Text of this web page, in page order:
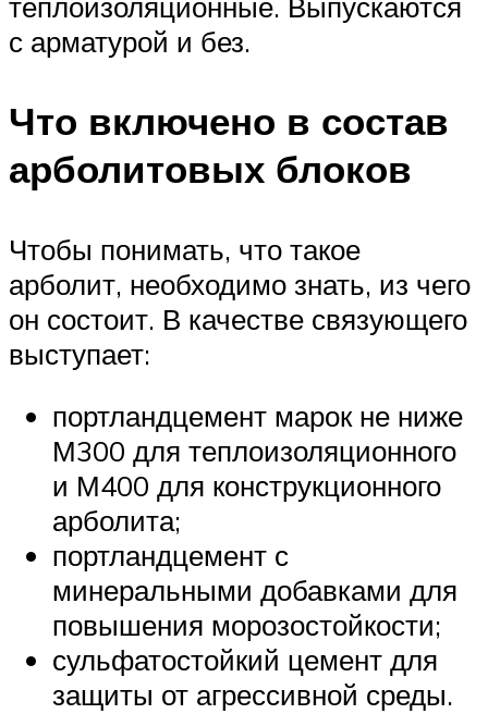
с арматурой и без.
Что включено в состав
арболитовых блоков
Чтобы понимать, что такое
арболит, необходимо знать, из чего
он состоит. В качестве связующего
выступает:
портландцемент марок не ниже
М300 для теплоизоляционного
и М400 для конструкционного
арболита;
портландцемент с
минеральными добавками для
повышения морозостойкости;
сульфатостойкий цемент для
защиты от агрессивной среды.